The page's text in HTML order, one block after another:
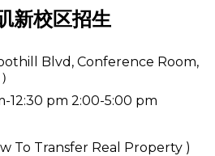
新校区招生
Blvd, Conference Room,
12:30 pm 2:00-5:00 pm
To Transfer Real Property )